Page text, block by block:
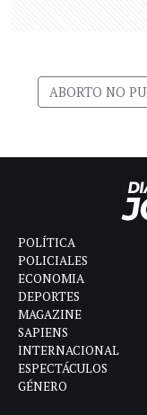
ABORTO NO
POLÍTICA
POLICIALES
ECONOMIA
DEPORTES
MAGAZINE
SAPIENS
INTERNACIONAL
ESPECTÁCULOS
GÉNERO